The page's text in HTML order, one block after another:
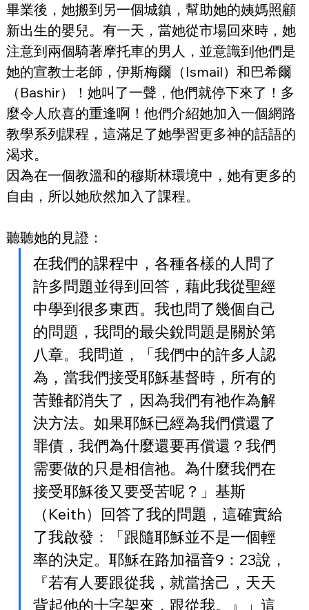
畢業後，她搬到另一個城鎮，幫助她的姨媽照顧
新出生的嬰兒。有一天，當她從市場回來時，她
注意到兩個騎著摩托車的男人，並意識到他們是
她的宣教士老師，伊斯梅爾（Ismail）和巴希爾
（Bashir）！她叫了一聲，他們就停下來了！多
麼令人欣喜的重逢啊！他們介紹她加入一個網路
教學系列課程，這滿足了她學習更多神的話語的
渴求。
因為在一個教溫和的穆斯林環境中，她有更多的
自由，所以她欣然加入了課程。
聽聽她的見證：
在我們的課程中，各種各樣的人問了
許多問題並得到回答，藉此我從聖經
中學到很多東西。我也問了幾個自己
的問題，我問的最尖銳問題是關於第
八章。我問道，「我們中的許多人認
為，當我們接受耶穌基督時，所有的
苦難都消失了，因為我們有祂作為解
決方法。如果耶穌已經為我們償還了
罪債，我們為什麼還要再償還？我們
需要做的只是相信祂。為什麼我們在
接受耶穌後又要受苦呢？」基斯
（Keith）回答了我的問題，這確實給
了我啟發：「跟隨耶穌並不是一個輕
率的決定。耶穌在路加福音9：23說，
『若有人要跟從我，就當捨己，天天
背起他的十字架來，跟從我。』」這